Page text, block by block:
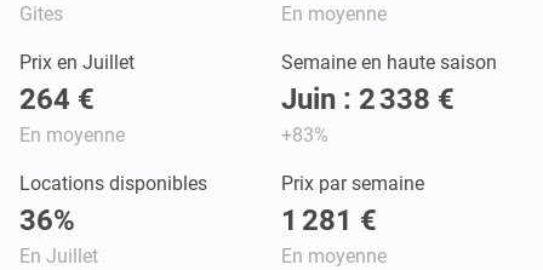
Gites En moyenne
Prix en Juillet
264 €
En moyenne
Semaine en haute saison
Juin : 2 338 €
+83%
Locations disponibles
36%
En Juillet
Prix par semaine
1 281 €
En moyenne